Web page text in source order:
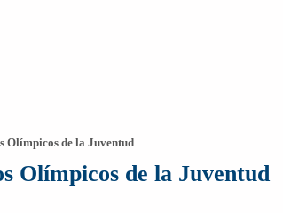
Olímpicos de la Juventud
Olímpicos de la Juventud